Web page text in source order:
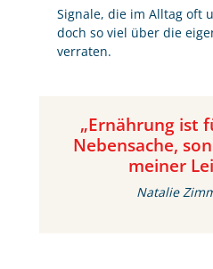
Signale, die im Alltag oft
doch so viel über die
verraten.
„Ernährung ist
Nebensache,
meiner
Natalie